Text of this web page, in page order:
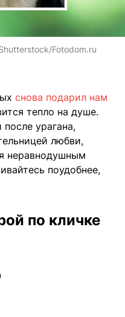
Fotodom.ru
снова подарил нам
тепло на душе.
урагана,
любви,
неравнодушным
поудобнее,
по кличке